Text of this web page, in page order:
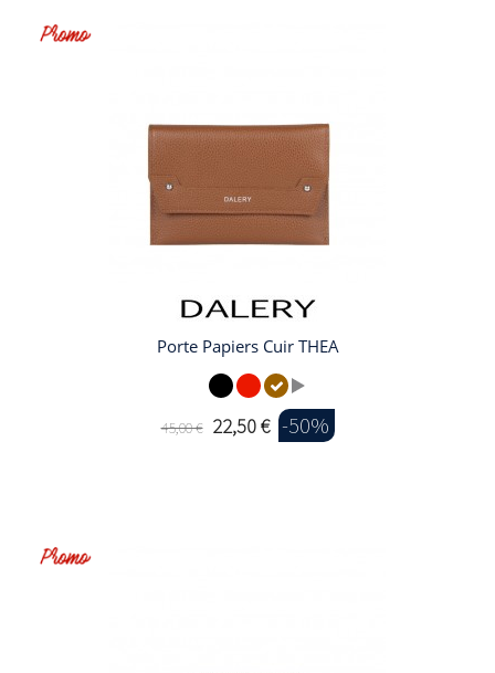
Porte Papiers Cuir THEA
45,00 € 22,50 € -50%